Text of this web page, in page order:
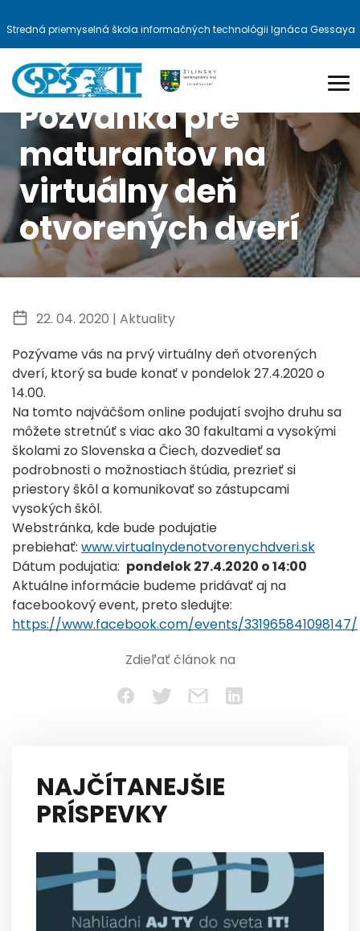
Stredná priemyselná škola informačných technológii Ignáca Gessaya
Pozvánka pre
maturantov na
virtuálny deň
otvorených dverí
22. 04. 2020 | Aktuality
Pozývame vás na prvý virtuálny deň otvorených
dverí, ktorý sa bude konať v pondelok 27.4.2020 o
14.00.
Na tomto najväčšom online podujatí svojho druhu sa
môžete stretnúť s viac ako 30 fakultami a vysokými
školami zo Slovenska a Čiech, dozvedieť sa
podrobnosti o možnostiach štúdia, prezrieť si
priestory škôl a komunikovať so zástupcami
vysokých škôl.
Webstránka, kde bude podujatie
prebiehať: www.virtualnydenotvorenychdveri.sk
Dátum podujatia: pondelok 27.4.2020 o 14:00
Aktuálne informácie budeme pridávať aj na
facebookový event, preto sledujte:
https://www.facebook.com/events/331965841098147/
Zdieľať článok na
NAJČÍTANEJŠIE
PRÍSPEVKY